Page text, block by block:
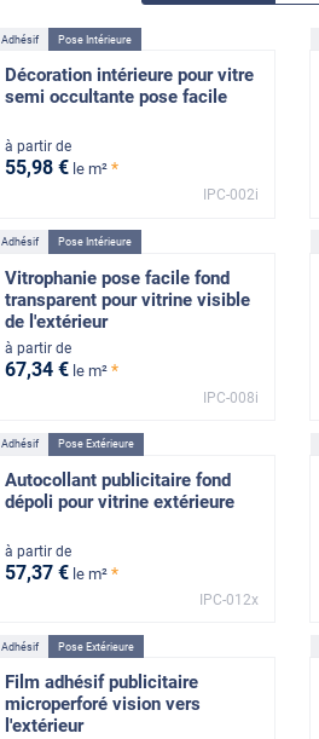
Adhésif Pose Intérieure
Décoration intérieure pour vitre
semi occultante pose facile
à partir de
55,98 € le m² *
IPC-002i
Adhésif Pose Intérieure
Vitrophanie pose facile fond
transparent pour vitrine visible
de l'extérieur
à partir de
67,34 € le m² *
IPC-008i
Adhésif Pose Extérieure
Autocollant publicitaire fond
dépoli pour vitrine extérieure
à partir de
57,37 € le m² *
IPC-012x
Adhésif Pose Extérieure
Film adhésif publicitaire
microperforé vision vers
l'extérieur